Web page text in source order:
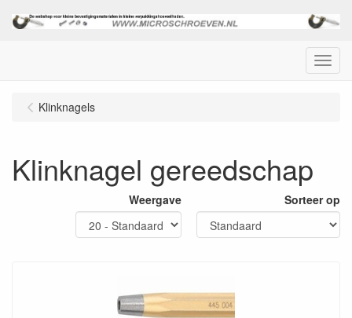
Menu
Klinknagels
Klinknagel gereedschap
Weergave Sorteer op